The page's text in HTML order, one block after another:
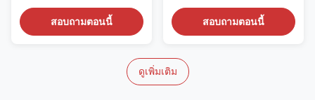
Forklift Wheels...
สอบถามตอนนี้
Sticky Mats ESD sticky...
สอบถามตอนนี้
ดูเพิ่มเติม